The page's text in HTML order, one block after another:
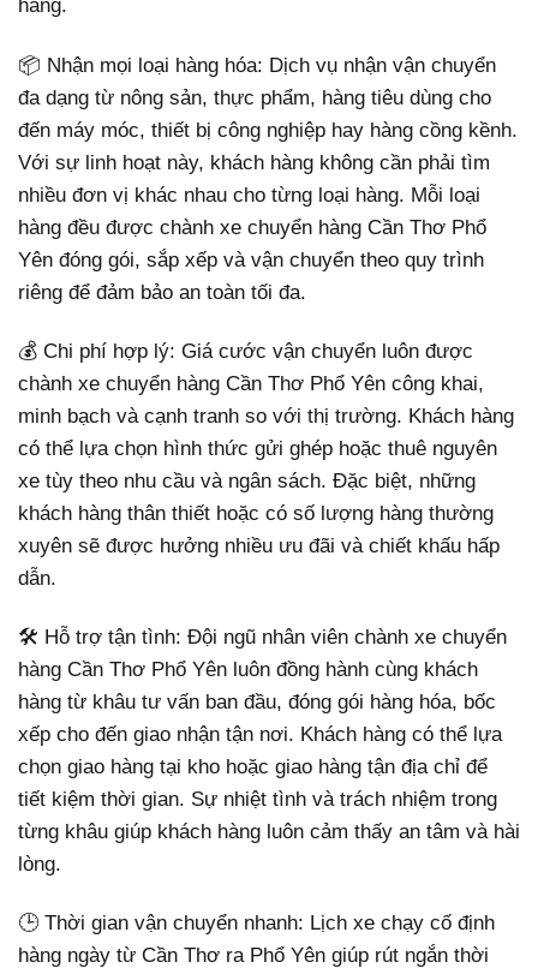
hàng.
📦 Nhận mọi loại hàng hóa: Dịch vụ nhận vận chuyển
đa dạng từ nông sản, thực phẩm, hàng tiêu dùng cho
đến máy móc, thiết bị công nghiệp hay hàng cồng kềnh.
Với sự linh hoạt này, khách hàng không cần phải tìm
nhiều đơn vị khác nhau cho từng loại hàng. Mỗi loại
hàng đều được chành xe chuyển hàng Cần Thơ Phổ
Yên đóng gói, sắp xếp và vận chuyển theo quy trình
riêng để đảm bảo an toàn tối đa.
💰 Chi phí hợp lý: Giá cước vận chuyển luôn được
chành xe chuyển hàng Cần Thơ Phổ Yên công khai,
minh bạch và cạnh tranh so với thị trường. Khách hàng
có thể lựa chọn hình thức gửi ghép hoặc thuê nguyên
xe tùy theo nhu cầu và ngân sách. Đặc biệt, những
khách hàng thân thiết hoặc có số lượng hàng thường
xuyên sẽ được hưởng nhiều ưu đãi và chiết khấu hấp
dẫn.
🛠 Hỗ trợ tận tình: Đội ngũ nhân viên chành xe chuyển
hàng Cần Thơ Phổ Yên luôn đồng hành cùng khách
hàng từ khâu tư vấn ban đầu, đóng gói hàng hóa, bốc
xếp cho đến giao nhận tận nơi. Khách hàng có thể lựa
chọn giao hàng tại kho hoặc giao hàng tận địa chỉ để
tiết kiệm thời gian. Sự nhiệt tình và trách nhiệm trong
từng khâu giúp khách hàng luôn cảm thấy an tâm và hài
lòng.
🕒 Thời gian vận chuyển nhanh: Lịch xe chạy cố định
hàng ngày từ Cần Thơ ra Phổ Yên giúp rút ngắn thời